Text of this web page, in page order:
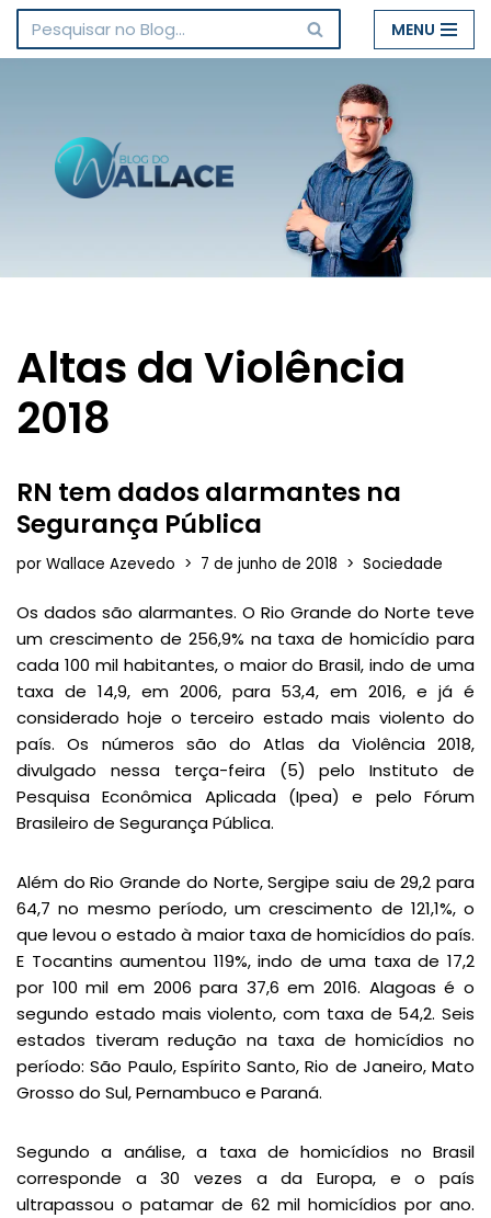
Pular
conteúdo
MENU
Altas da Violência
2018
RN tem dados alarmantes na
Segurança Pública
por Wallace Azevedo 7 de junho de 2018 Sociedade
Os dados são alarmantes. O Rio Grande do Norte teve
um crescimento de 256,9% na taxa de homicídio para
cada 100 mil habitantes, o maior do Brasil, indo de uma
taxa de 14,9, em 2006, para 53,4, em 2016, e já é
considerado hoje o terceiro estado mais violento do
país. Os números são do Atlas da Violência 2018,
divulgado nessa terça-feira (5) pelo Instituto de
Pesquisa Econômica Aplicada (Ipea) e pelo Fórum
Brasileiro de Segurança Pública.
Além do Rio Grande do Norte, Sergipe saiu de 29,2 para
64,7 no mesmo período, um crescimento de 121,1%, o
que levou o estado à maior taxa de homicídios do país.
E Tocantins aumentou 119%, indo de uma taxa de 17,2
por 100 mil em 2006 para 37,6 em 2016. Alagoas é o
segundo estado mais violento, com taxa de 54,2. Seis
estados tiveram redução na taxa de homicídios no
período: São Paulo, Espírito Santo, Rio de Janeiro, Mato
Grosso do Sul, Pernambuco e Paraná.
Segundo a análise, a taxa de homicídios no Brasil
corresponde a 30 vezes a da Europa, e o país
ultrapassou o patamar de 62 mil homicídios por ano.